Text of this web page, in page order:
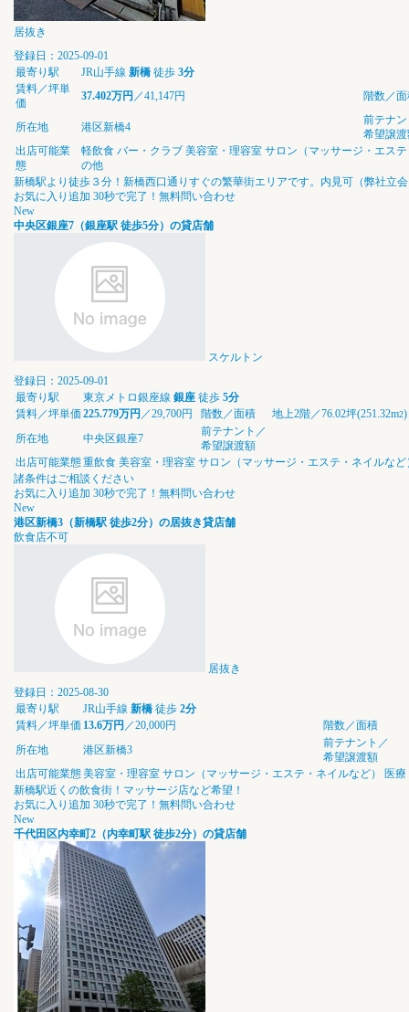
居抜き
登録日：2025-09-01
最寄り駅
JR山手線 新橋 徒歩 3分
賃料／坪単
価
37.402万円 ／41,147円 階数／
所在地 港区新橋4
前テナ
希望譲
出店可能業
態
軽飲食 バー・クラブ 美容室・理容室 サロン（マッサージ・エス
の他
新橋駅より徒歩３分！新橋西口通りすぐの繁華街エリアです。内見可（弊社立
お気に入り追加 30秒で完了！無料問い合わせ
New
中央区銀座7（銀座駅 徒歩5分）の貸店舗
スケルトン
登録日：2025-09-01
最寄り駅
東京メトロ銀座線 銀座 徒歩 5分
賃料／坪単価 225.779万円 ／29,700円 階数／面積 地上2階／76.02坪(251.32m2)
所在地
中央区銀座7
前テナント／
希望譲渡額
出店可能業態重飲食 美容室・理容室 サロン（マッサージ・エステ・ネイルなど
諸条件はご相談ください
お気に入り追加 30秒で完了！無料問い合わせ
New
港区新橋3（新橋駅 徒歩2分）の居抜き貸店舗
飲食店不可
居抜き
登録日：2025-08-30
最寄り駅
JR山手線 新橋 徒歩 2分
賃料／坪単価 13.6万円 ／20,000円
階数／面積
所在地
港区新橋3
前テナント／
希望譲渡額
出店可能業態美容室・理容室 サロン（マッサージ・エステ・ネイルなど）
医
新橋駅近くの飲食街！マッサージ店など希望！
お気に入り追加 30秒で完了！無料問い合わせ
New
千代田区内幸町2（内幸町駅 徒歩2分）の貸店舗